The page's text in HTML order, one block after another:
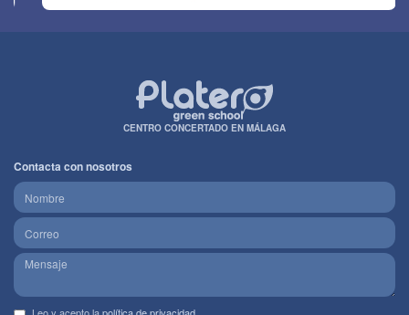
CENTRO CONCERTADO EN MÁLAGA
Contacta con nosotros